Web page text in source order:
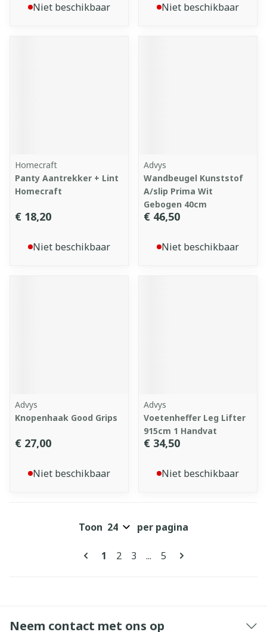
Niet beschikbaar Niet beschikbaar
Homecraft
Panty Aantrekker + Lint
Homecraft
€ 18,20
Niet beschikbaar
Advys
Wandbeugel Kunststof
A/slip Prima Wit
Gebogen 40cm
€ 46,50
Niet beschikbaar
Advys
Knopenhaak Good Grips
€ 27,00
Niet beschikbaar
Advys
Voetenheffer Leg Lifter
915cm 1 Handvat
€ 34,50
Niet beschikbaar
Pagina's
U lees momenteel pagina
1 Pagina
2 Pagina
3 ... Pagina
5
Toon per pagina
Neem contact met ons op